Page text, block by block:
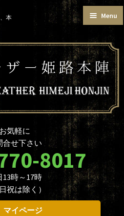
本
Menu
本革材料
価格帯で選ぶ
商品のカスタマイズについて
本革材料のカスタムメイド
型押し型一覧
お問合せ
お気軽に
合せ下さい
8017
13時～17時
祝は除く）
マイページ